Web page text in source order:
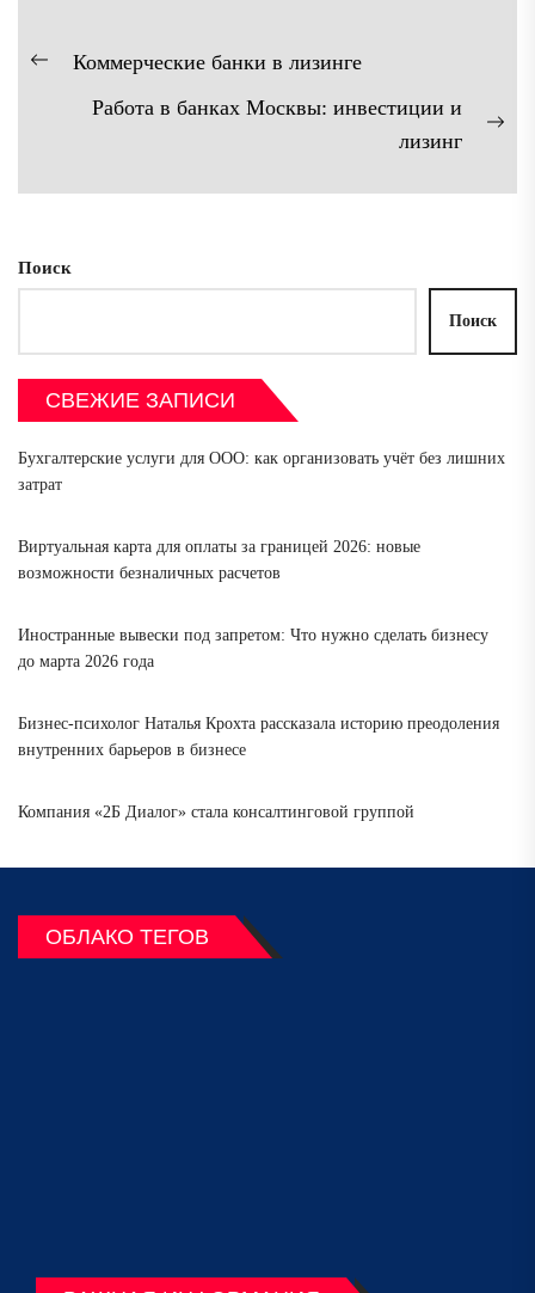
Навигация
Предыдущая
запись:
Коммерческие банки в лизинге
Работа в банках Москвы: инвестиции и
лизинг
Поиск
Поиск
СВЕЖИЕ ЗАПИСИ
Бухгалтерские услуги для ООО: как организовать учёт без лишних
затрат
Виртуальная карта для оплаты за границей 2026: новые
возможности безналичных расчетов
Иностранные вывески под запретом: Что нужно сделать бизнесу
до марта 2026 года
Бизнес-психолог Наталья Крохта рассказала историю преодоления
внутренних барьеров в бизнесе
Компания «2Б Диалог» стала консалтинговой группой
ОБЛАКО ТЕГОВ